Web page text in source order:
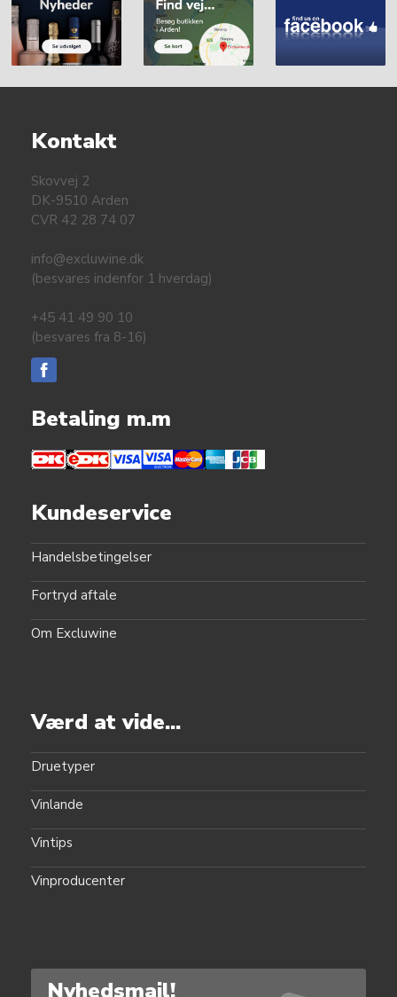
Kontakt
Skovvej 2
DK-9510 Arden
CVR 42 28 74 07
info@excluwine.dk
(besvares indenfor 1 hverdag)
+45 41 49 90 10
(besvares fra 8-16)
Betaling m.m
Kundeservice
Handelsbetingelser
Fortryd aftale
Om Excluwine
Værd at vide...
Druetyper
Vinlande
Vintips
Vinproducenter
Nyhedsmail!